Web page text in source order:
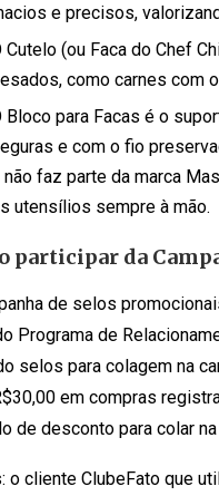
e precisos,
Cutelo (ou Faca do Chef
como carnes com
Bloco para Facas é o
e com o fio
não faz parte da marca
utensílios sempre à mão.
participar da
de selos
Programa de
selos para colagem na
em compras
de desconto para colar
o cliente ClubeFato que